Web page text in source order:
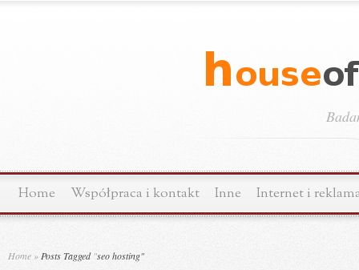
Home Współpraca i kontakt Inne Internet i
Home » Posts Tagged "seo hosting"